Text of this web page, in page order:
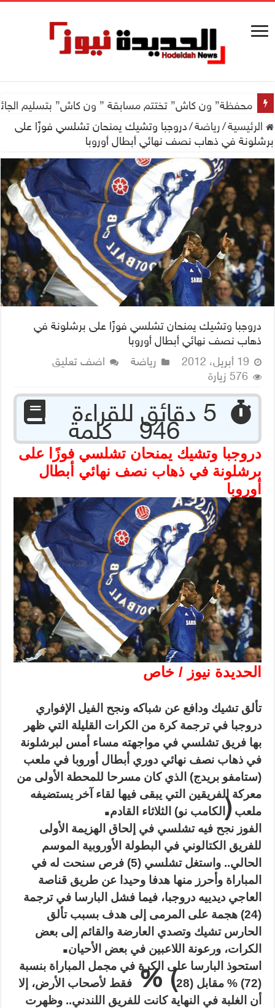
اجتماع للجمعية اليمنية العلمية للجهاز الهضمي تحضيراً
الرئيسية/رياضة/دروجبا وتشيك يمنحان تشلسي فوزًا على
برشلونة في ذهاب نصف نهائي أبطال أوروبا
دروجبا وتشيك يمنحان تشلسي فوزًا على برشلونة في
ذهاب نصف نهائي أبطال أوروبا
19 أبريل، 2012
رياضة
اضف تعليق
576 زيارة
946 كلمة
دروجبا وتشيك يمنحان تشلسي فوزًا على
برشلونة في ذهاب نصف نهائي أبطال
أوروبا
الحديدة نيوز / خاص
تألق تشيك ودافع عن شباكه ونجح الفيل الإفواري
دروجبا في ترجمة كرة من الكرات القليلة التي ظهر
بها فريق تشلسي في مواجهته مساء أمس لبرشلونة
في ذهاب نصف نهائي دوري أبطال أوروبا في ملعب
(ستامفو بريدج) الذي كان مسرحا للمحطة الأولى من
معركة الفريقين التي يبقى فيها لقاء آخر يستضيفه
ملعب( الكامب نو) الثلاثاء القادم.
الفوز نجح فيه تشلسي في إلحاق الهزيمة الأولى
للفريق الكتالوني في البطولة الأوروبية الموسم
الحالي.. واستغل تشلسي (5) فرص سنحت له في
المباراة وأحرز منها هدفا وحيدا عن طريق قناصة
العاجي ديدييه دروجبا، فيما فشل البارسا في ترجمة
(24) هجمة على المرمى إلى هدف بسبب تألق
الحارس تشيك وتصدي العارضة والقائم إلى بعض
الكرات، ورعونة اللاعبين في بعض الأحيان.
استحوذ البارسا على الكرة في مجمل المباراة بنسبة
(72) % مقابل (28
) %فقط لأصحاب الأرض، إلا
أن الغلبة في النهاية كانت للفريق اللندني.. وظهرت